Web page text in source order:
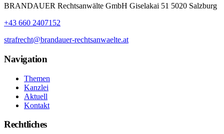
BRANDAUER Rechtsanwälte GmbH Giselakai 51 5020 Salzburg
+43 660 2407152
strafrecht@brandauer-rechtsanwaelte.at
Navigation
Themen
Kanzlei
Aktuell
Kontakt
Rechtliches